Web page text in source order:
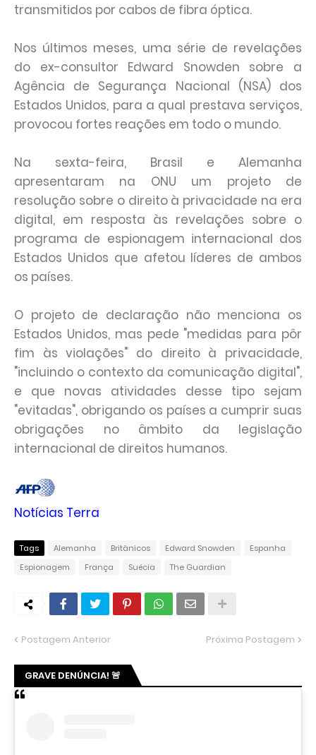
transmitidos por cabos de fibra óptica.
Nos últimos meses, uma série de revelações
do ex-consultor Edward Snowden sobre a
Agência de Segurança Nacional (NSA) dos
Estados Unidos, para a qual prestava serviços,
provocou fortes reações em todo o mundo.
Na sexta-feira, Brasil e Alemanha
apresentaram na ONU um projeto de
resolução sobre o direito à privacidade na era
digital, em resposta às revelações sobre o
programa de espionagem internacional dos
Estados Unidos que afetou líderes de ambos
os países.
O projeto de declaração não menciona os
Estados Unidos, mas pede "medidas para pôr
fim às violações" do direito à privacidade,
"incluindo o contexto da comunicação digital",
e que novas atividades desse tipo sejam
"evitadas", obrigando os países a cumprir suas
obrigações no âmbito da legislação
internacional de direitos humanos.
Notícias Terra
Tags Alemanha Britânicos Edward Snowden
Espanha
Espionagem
França Suécia The Guardian
Postagem Anterior Próxima Postagem
GRAVE DENÚNCIA! 🚨